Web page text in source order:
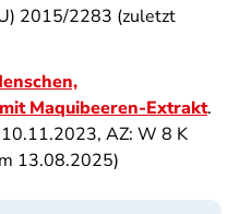
2015/2283 (zuletzt
Maquibeeren-Extrakt.
AZ: W 8 K
13.08.2025)